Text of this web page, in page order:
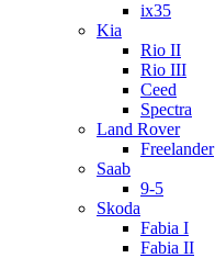
ix35
Kia
Rio II
Rio III
Ceed
Spectra
Land Rover
Freelander
Saab
9-5
Skoda
Fabia I
Fabia II